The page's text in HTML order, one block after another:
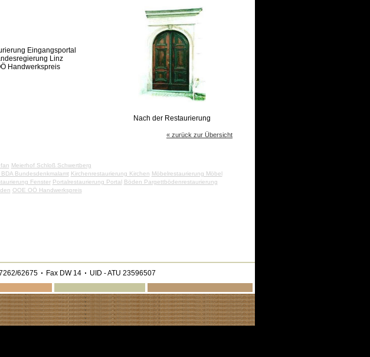
Eingangsportal
Linz
Handwerkspreis
Nach der Restaurierung
« zurück zur Übersicht
Meierhof Schloß Schwertberg
Bundesdenkmalamt Kirchenrestaurierung Kirchen Möbelrestaurierung Möbel
Fenster Portalrestaurierung Portal Böden Pargettbödenrestaurierung
OOE OÖ Handwerkspreis
62675 Fax DW 14 UID - ATU 23596507